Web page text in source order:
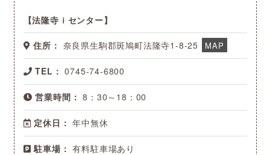
法隆寺ｉセンター
住所： 奈良県生駒郡斑鳩町法隆寺1-8-25 MAP
TEL： 0745-74-6800
営業時間： 8：30～18：00
定休日： 年中無休
駐車場： 有料駐車場あり